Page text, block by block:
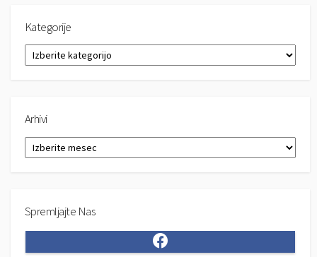
Kategorije
a
o
j
Arhivi
r
iSpremljajte Nas
a